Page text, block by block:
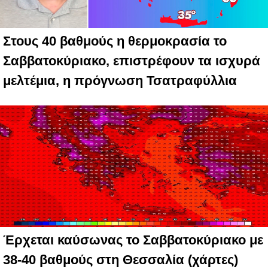
Στους 40 βαθμούς η θερμοκρασία το
Σαββατοκύριακο, επιστρέφουν τα ισχυρά
μελτέμια, η πρόγνωση Τσατραφύλλια
Έρχεται καύσωνας το Σαββατοκύριακο με
38-40 βαθμούς στη Θεσσαλία (χάρτες)